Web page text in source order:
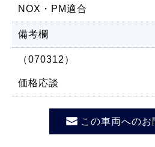
NOX・PM適合
備考欄
（070312）
価格応談
この車両へのお